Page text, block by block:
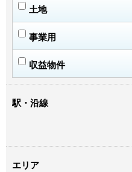
土地
事業用
収益物件
駅・沿線
エリア